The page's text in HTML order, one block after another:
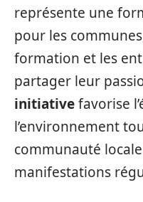
représente une
pour les
formation et les
partager leur
initiativefavorise
l’environnement
communauté
manifestations